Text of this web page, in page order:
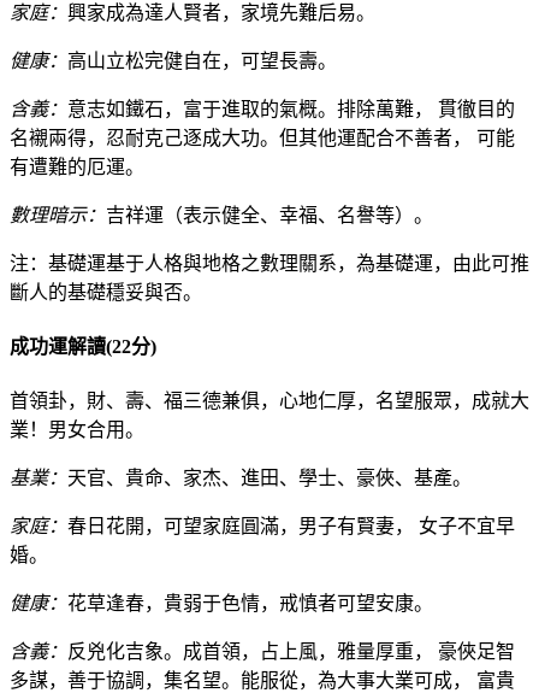
家庭： 興家成為達人賢者，家境先難后易。
健康： 高山立松完健自在，可望長壽。
含義： 意志如鐵石，富于進取的氣概。排除萬難， 貫徹目的
名襯兩得，忍耐克己逐成大功。但其他運配合不善者， 可能
有遭難的厄運。
數理暗示： 吉祥運（表示健全、幸福、名譽等）。
注：基礎運基于人格與地格之數理關系，為基礎運，由此可推
斷人的基礎穩妥與否。
成功運解讀(22分)
首領卦，財、壽、福三德兼俱，心地仁厚，名望服眾，成就大
業！男女合用。
基業： 天官、貴命、家杰、進田、學士、豪俠、基產。
家庭： 春日花開，可望家庭圓滿，男子有賢妻， 女子不宜早
婚。
健康： 花草逢春，貴弱于色情，戒慎者可望安康。
含義： 反兇化吉象。成首領，占上風，雅量厚重， 豪俠足智
多謀，善于協調，集名望。能服從，為大事大業可成， 富貴